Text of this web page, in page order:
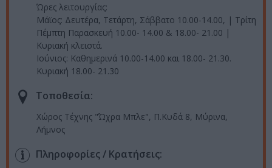
Ώρες λειτουργίας:
Μάϊος: Δευτέρα, Τετάρτη, Σάββατο 10.00-14.00, | Τρίτη
Πέμπτη Παρασκευή 10.00- 14.00 & 18.00- 21.00 |
Κυριακή κλειστά.
Ιούνιος: Καθημερινά 10.00-14.00 και 18.00- 21.30.
Κυριακή 18.00- 21.30
Τοποθεσία:
Χώρος Τέχνης "Ώχρα Μπλε", Π.Κυδά 8, Μύρινα,
Λήμνος
Πληροφορίες / Κρατήσεις: